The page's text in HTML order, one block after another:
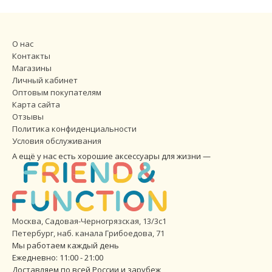
О нас
Контакты
Магазины
Личный кабинет
Оптовым покупателям
Карта сайта
Отзывы
Политика конфиденциальности
Условия обслуживания
А ещё у нас есть хорошие аксессуары для жизни —
Москва, Садовая-Черногрязская, 13/3с1
Петербург,наб. канала Грибоедова, 71
Мы работаем каждый день
Ежедневно: 11:00 - 21:00